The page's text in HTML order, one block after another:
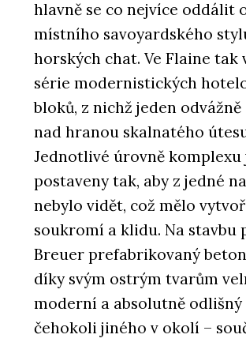
hlavně se co nejvíce oddálit
místního savoyardského
horských chat. Ve Flaine tak
série modernistických
bloků, z nichž jeden odvážně
nad hranou skalnatého
Jednotlivé úrovně komplexu
postaveny tak, aby z jedné
nebylo vidět, což mělo
soukromí a klidu. Na stavbu
Breuer prefabrikovaný
díky svým ostrým tvarům
moderní a absolutně odlišný
čehokoli jiného v okolí –